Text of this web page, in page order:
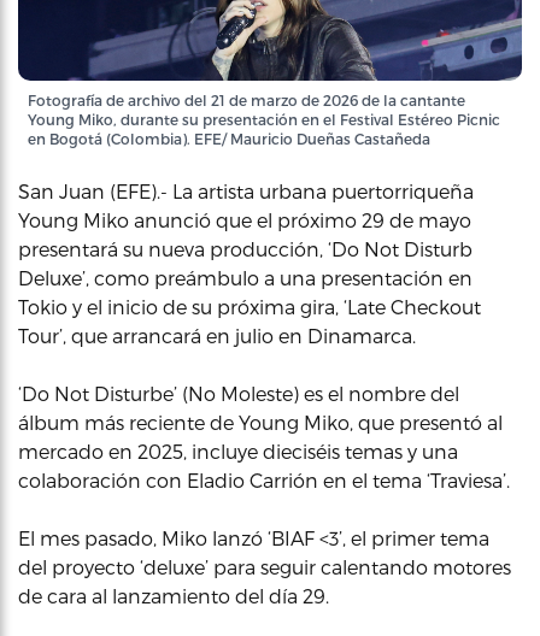
Fotografía de archivo del 21 de marzo de 2026 de la cantante
Young Miko, durante su presentación en el Festival Estéreo Picnic
en Bogotá (Colombia). EFE/ Mauricio Dueñas Castañeda
San Juan (EFE).- La artista urbana puertorriqueña
Young Miko anunció que el próximo 29 de mayo
presentará su nueva producción, ‘Do Not Disturb
Deluxe’, como preámbulo a una presentación en
Tokio y el inicio de su próxima gira, ‘Late Checkout
Tour’, que arrancará en julio en Dinamarca.
‘Do Not Disturbe’ (No Moleste) es el nombre del
álbum más reciente de Young Miko, que presentó al
mercado en 2025, incluye dieciséis temas y una
colaboración con Eladio Carrión en el tema ‘Traviesa’.
El mes pasado, Miko lanzó ‘BIAF <3’, el primer tema
del proyecto ‘deluxe’ para seguir calentando motores
de cara al lanzamiento del día 29.